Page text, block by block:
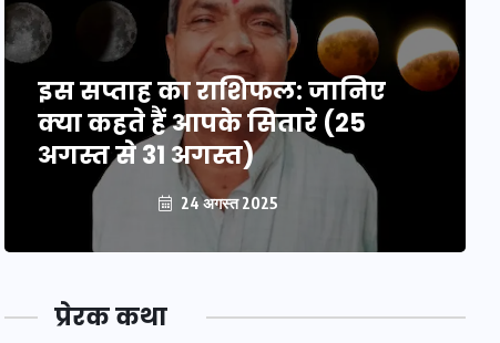
इस सप्ताह का राशिफल: जानिए
क्या कहते हैं आपके सितारे (25
अगस्त से 31 अगस्त)
24 अगस्त 2025
प्रेरक कथा